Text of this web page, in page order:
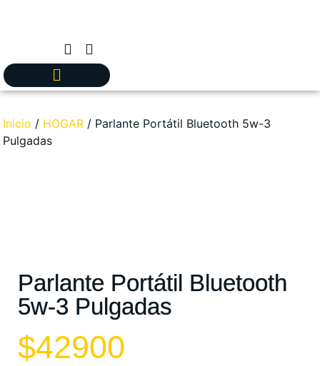
Inicio / HOGAR / Parlante Portátil Bluetooth 5w-3
Pulgadas
Parlante Portátil Bluetooth
5w-3 Pulgadas
$42900